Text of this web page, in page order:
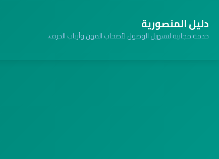
دليل المنصورية
خدمة مجانية لتسهيل الوصول لأصحاب المهن وأرباب الحرف.